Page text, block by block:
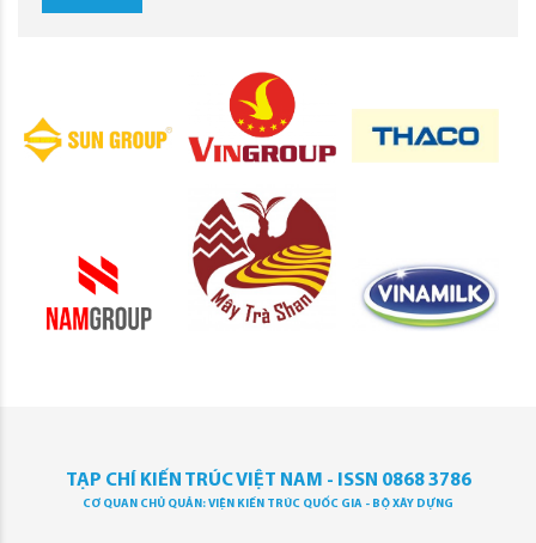
TẠP CHÍ KIẾN TRÚC VIỆT NAM - ISSN 0868 3786
CƠ QUAN CHỦ QUẢN: VIỆN KIẾN TRÚC QUỐC GIA - BỘ XÂY DỰNG